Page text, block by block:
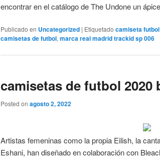
encontrar en el catálogo de The Undone un
Publicado en Uncategorized | Etiquetado camiseta
camisetas de futbol, marca real madrid trackid sp 006
camisetas de futbol 2020
Posted on agosto 2, 2022
Artistas femeninas como la propia Eilish, la
Eshani, han diseñado en colaboración con